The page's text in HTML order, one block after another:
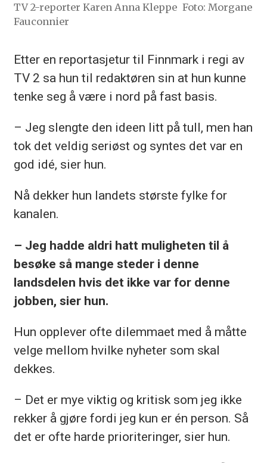
TV 2-reporter Karen Anna Kleppe Foto: Morgane
Fauconnier
Etter en reportasjetur til Finnmark i regi av
TV 2 sa hun til redaktøren sin at hun kunne
tenke seg å være i nord på fast basis.
– Jeg slengte den ideen litt på tull, men han
tok det veldig seriøst og syntes det var en
god idé, sier hun.
Nå dekker hun landets største fylke for
kanalen.
– Jeg hadde aldri hatt muligheten til å
besøke så mange steder i denne
landsdelen hvis det ikke var for denne
jobben, sier hun.
Hun opplever ofte dilemmaet med å måtte
velge mellom hvilke nyheter som skal
dekkes.
– Det er mye viktig og kritisk som jeg ikke
rekker å gjøre fordi jeg kun er én person. Så
det er ofte harde prioriteringer, sier hun.